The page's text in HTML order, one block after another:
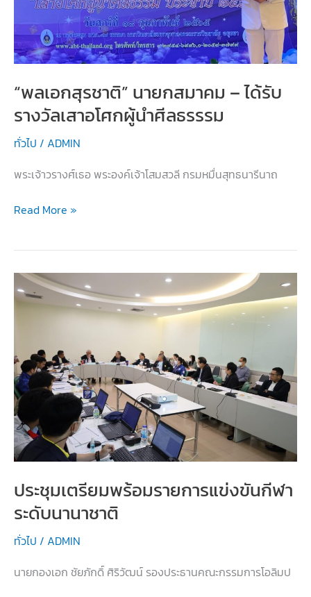
สพฐ.
ชิง
ชนะ
เลิศ
แห่ง
ประเทศไทย
ประจำ
ปี
“พลเอกสุรชาติ” นายกสมาคม – ได้รับ
รางวัลเสาอโศกผู้นำศีลธรรรม
ทั่วไป / ADMIN
พระเจ้าวรางศ์เธอ พระองค์เจ้าโสมสวลี กรมหมื่นสุทธนารีนาถ
“พล
สุร
นายก
สมาคม
รับ
รางวัล
เสา
อโศก
ผู้นำ
ศีล
รม
Read More »
ประชุมเตรียมพร้อมรายการแข่งขันกีฬา
ระดับนานาชาติ
ทั่วไป / ADMIN
นายกองเอก ชัยภักดิ์ ศิริวัฒน์ รองประธานคณะกรรมการโอลิมป